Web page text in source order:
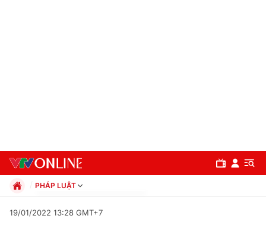
PHÁP LUẬT
Xã hội
19/01/2022 13:28 GMT+7